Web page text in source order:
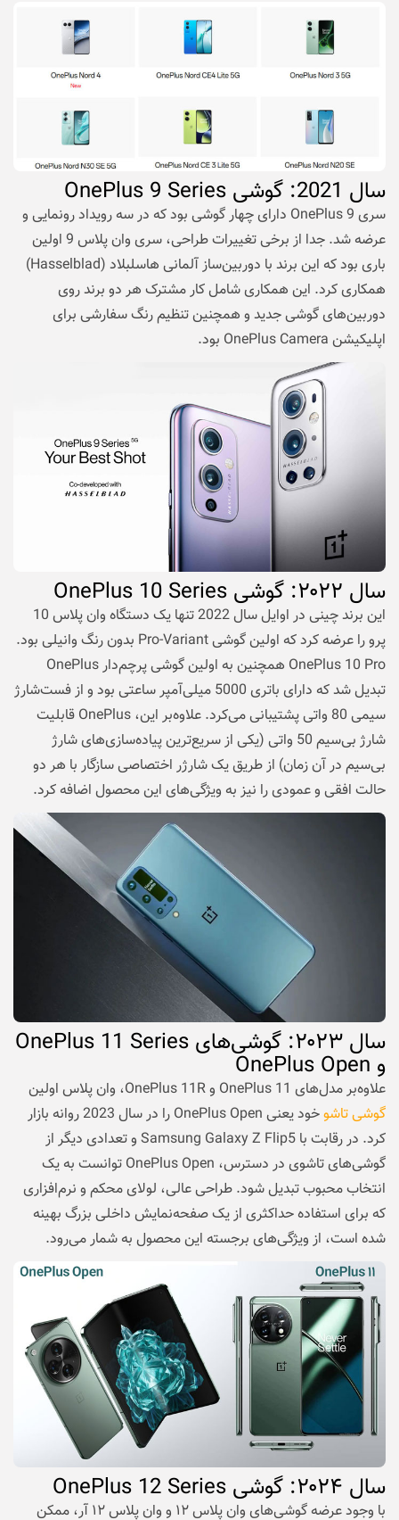
سال 2021: گوشی OnePlus 9 Series
سری OnePlus 9 دارای چهار گوشی بود که در سه رویداد رونمایی و
عرضه شد. جدا از برخی تغییرات طراحی، سری وان پلاس 9 اولین
باری بود که این برند با دوربین‌ساز آلمانی هاسلبلاد (Hasselblad)
همکاری کرد. این همکاری شامل کار مشترک هر دو برند روی
دوربین‌های گوشی جدید و همچنین تنظیم رنگ سفارشی برای
اپلیکیشن OnePlus Camera بود.
سال : گوشی OnePlus 10 Series
این برند چینی در اوایل سال 2022 تنها یک دستگاه وان پلاس 10
پرو را عرضه کرد که اولین گوشی Pro-Variant بدون رنگ وانیلی بود.
OnePlus 10 Pro همچنین به اولین گوشی پرچم‌دار OnePlus
تبدیل شد که دارای باتری 5000 میلی‌آمپر ساعتی بود و از فست‌شارژ
سیمی 80 واتی پشتیبانی می‌کرد. علاوه‌بر این، OnePlus قابلیت
شارژ بی‌سیم 50 واتی (یکی از سریع‌ترین پیاده‌سازی‌های شارژ
بی‌سیم در آن زمان) از طریق یک شارژر اختصاصی سازگار با هر دو
حالت افقی و عمودی را نیز به ویژگی‌های این محصول اضافه کرد.
سال ۲۰۲۳: گوشی‌های OnePlus 11 Series
و OnePlus Open
علاوه‌بر مدل‌های OnePlus 11 و OnePlus 11R، وان پلاس اولین
گوشی تاشو
خود یعنی OnePlus Open را در سال 2023 روانه بازار
کرد. در رقابت با Samsung Galaxy Z Flip5 و تعدادی دیگر از
گوشی‌های تاشوی در دسترس، OnePlus Open توانست به یک
انتخاب محبوب تبدیل شود. طراحی عالی، لولای محکم و نرم‌افزاری
که برای استفاده حداکثری از یک صفحه‌نمایش داخلی بزرگ بهینه
شده است، از ویژگی‌های برجسته این محصول به شمار می‌رود.
سال ۲۰۲۴: گوشی OnePlus 12 Series
با وجود عرضه گوشی‌های وان پلاس ۱۲ و وان پلاس ۱۲ آر، ممکن